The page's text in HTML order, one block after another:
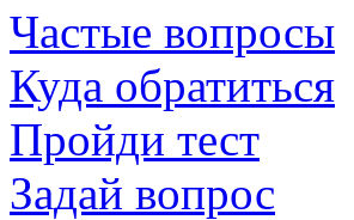
Частые вопросы
Куда обратиться
Пройди тест
Задай вопрос